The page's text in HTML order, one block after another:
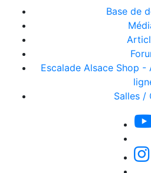
Base de
Escalade Alsace Shop
Salles /